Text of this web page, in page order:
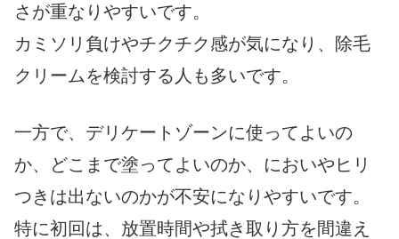
さが重なりやすいです。
カミソリ負けやチクチク感が気になり、除毛
クリームを検討する人も多いです。
一方で、デリケートゾーンに使ってよいの
か、どこまで塗ってよいのか、においやヒリ
つきは出ないのかが不安になりやすいです。
特に初回は、放置時間や拭き取り方を間違え